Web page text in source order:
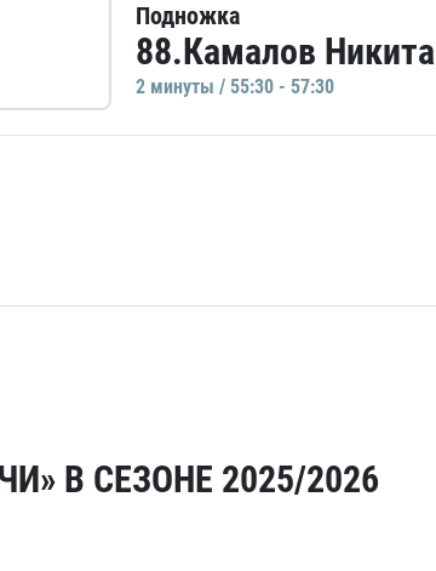
Подножка
88.Камалов Никита
2 минуты / 55:30 - 57:30
В СЕЗОНЕ 2025/2026